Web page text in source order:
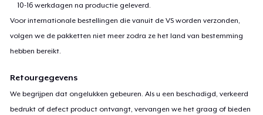
10-16 werkdagen na productie geleverd.
Voor internationale bestellingen die vanuit de VS worden verzonden,
volgen we de pakketten niet meer zodra ze het land van bestemming
hebben bereikt.
Retourgegevens
We begrijpen dat ongelukken gebeuren. Als u een beschadigd, verkeerd
bedrukt of defect product ontvangt, vervangen we het graag of bieden